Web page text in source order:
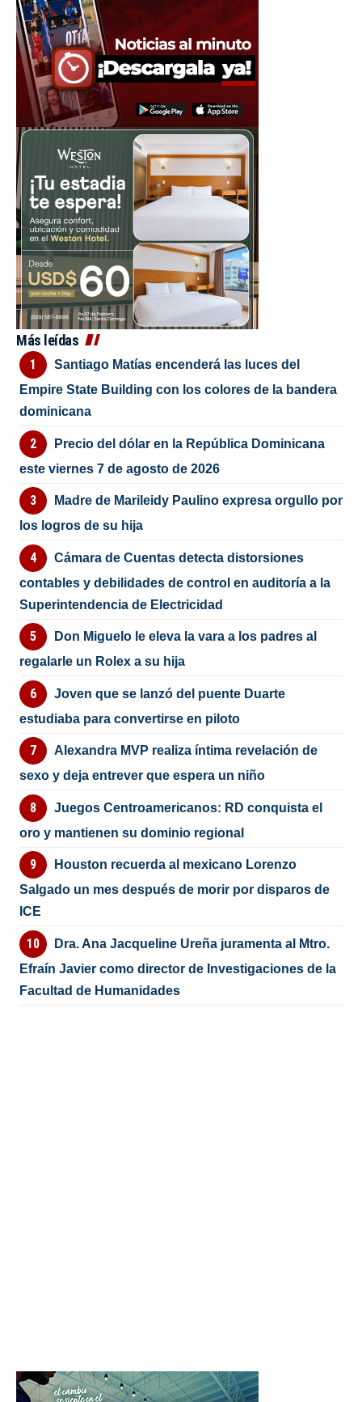
Más leídas
Santiago Matías encenderá las luces del
Empire State Building con los colores de la bandera
dominicana
Precio del dólar en la República Dominicana
este viernes 7 de agosto de 2026
Madre de Marileidy Paulino expresa orgullo por
los logros de su hija
Cámara de Cuentas detecta distorsiones
contables y debilidades de control en auditoría a la
Superintendencia de Electricidad
Don Miguelo le eleva la vara a los padres al
regalarle un Rolex a su hija
Joven que se lanzó del puente Duarte
estudiaba para convertirse en piloto
Alexandra MVP realiza íntima revelación de
sexo y deja entrever que espera un niño
Juegos Centroamericanos: RD conquista el
oro y mantienen su dominio regional
Houston recuerda al mexicano Lorenzo
Salgado un mes después de morir por disparos de
ICE
Dra. Ana Jacqueline Ureña juramenta al Mtro.
Efraín Javier como director de Investigaciones de la
Facultad de Humanidades